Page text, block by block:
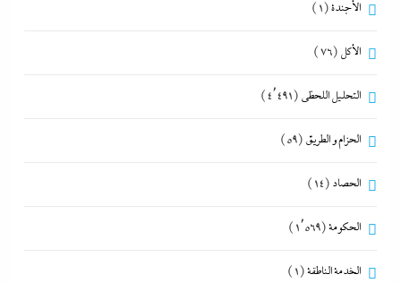
الأجندة(1)
الأكل (76)
التحليل اللحظي (4٬491)
الحزام و الطريق (59)
الحصاد (14)
الحكومة(1٬569)
الخدمة الناطقة(1)